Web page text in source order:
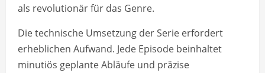
als revolutionär für das Genre.
Die technische Umsetzung der Serie erfordert
erheblichen Aufwand. Jede Episode beinhaltet
minutiös geplante Abläufe und präzise